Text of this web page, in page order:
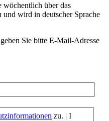
über das
und wird in deutscher Sprache
Sie bitte E-Mail-Adresse
zu. | I